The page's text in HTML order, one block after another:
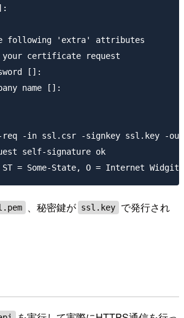
following 'extra' attributes
certificate request
[]:
name []:
-req -in ssl.csr -signkey ssl.key -out
self-signature ok
、秘密鍵が ssl.key
で発行され